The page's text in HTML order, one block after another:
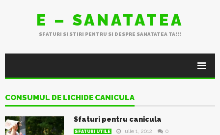
E – SANATATEA
SFATURI SI STIRI PENTRU SI DESPRE SANATATEA TA!!!
CONSUMUL DE LICHIDE CANICULA
Sfaturi pentru canicula
SFATURI UTILE iulie 1, 2012 0